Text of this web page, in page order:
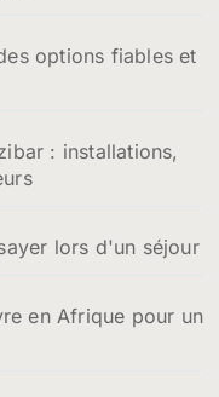
options fiables et
: installations,
lors d'un séjour
en Afrique pour un